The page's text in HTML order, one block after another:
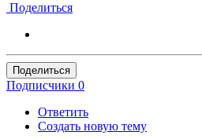
Поделиться
Поделиться
Подписчики 0
Ответить
Создать новую тему